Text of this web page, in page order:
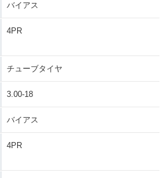
バイアス
4PR
チューブタイヤ
3.00-18
バイアス
4PR